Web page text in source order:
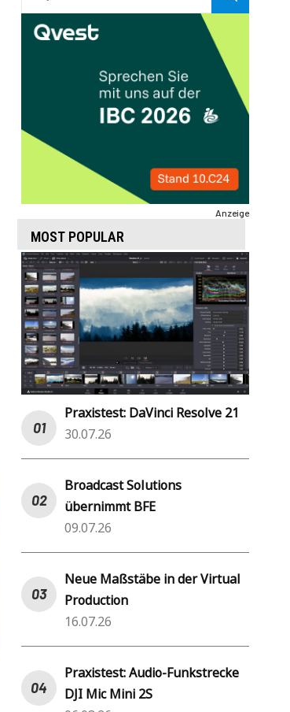
Anzeige
MOST POPULAR
Praxistest: DaVinci Resolve 21
30.07.26
Broadcast Solutions
übernimmt BFE
09.07.26
Neue Maßstäbe in der Virtual
Production
16.07.26
Praxistest: Audio-Funkstrecke
DJI Mic Mini 2S